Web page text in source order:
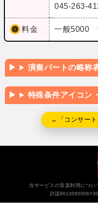
045-263-
料金 一般5000
演奏パートの略称
特殊条件アイコン
←「コンサート
当サービスの音楽利用につ
許諾